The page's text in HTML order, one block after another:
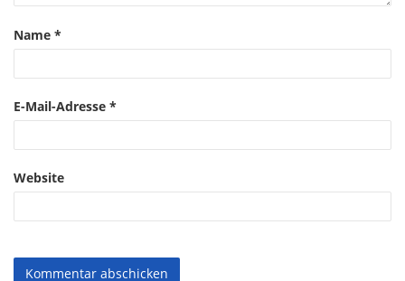
Name *
E-Mail-Adresse *
Website